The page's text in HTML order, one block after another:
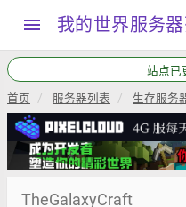
menu 我的世界服务
站点已
首页 服务器列表 生存服务
TheGalaxyCraft